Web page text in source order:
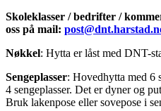
Skoleklasser / bedrifter /
oss på mail:
Nøkkel: Hytta er låst med DNT-
Sengeplasser: Hovedhytta med 6
4 sengeplasser. Det er dyner og
Bruk lakenpose eller sovepose i